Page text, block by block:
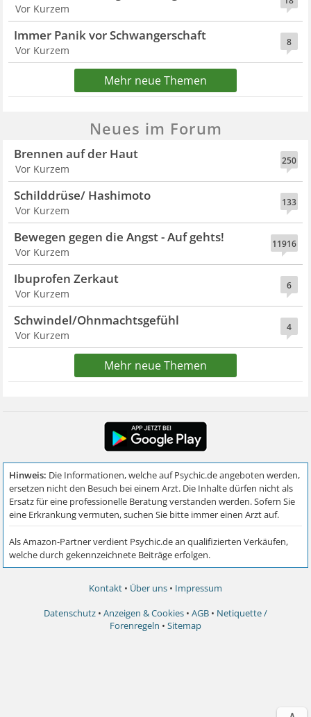
Vor Kurzem
8
Immer Panik vor Schwangerschaft
Vor Kurzem
Mehr neue Themen
Neues im Forum
250
Brennen auf der Haut
Vor Kurzem
133
Schilddrüse/ Hashimoto
Vor Kurzem
11916
Bewegen gegen die Angst - Auf gehts!
Vor Kurzem
6
Ibuprofen Zerkaut
Vor Kurzem
4
Schwindel/Ohnmachtsgefühl
Vor Kurzem
Mehr neue Themen
Kontakt • Über uns • Impressum
Datenschutz • Anzeigen & Cookies • AGB • Netiquette /
Forenregeln • Sitemap